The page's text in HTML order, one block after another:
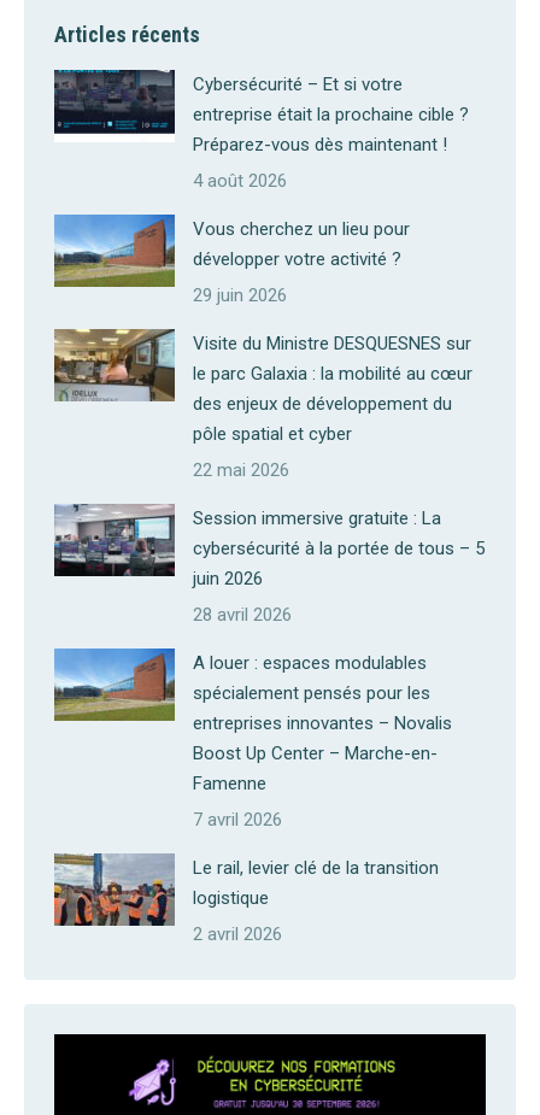
Articles récents
Cybersécurité – Et si votre
entreprise était la prochaine cible ?
Préparez-vous dès maintenant !
4 août 2026
Vous cherchez un lieu pour
développer votre activité ?
29 juin 2026
Visite du Ministre DESQUESNES sur
le parc Galaxia : la mobilité au cœur
des enjeux de développement du
pôle spatial et cyber
22 mai 2026
Session immersive gratuite : La
cybersécurité à la portée de tous – 5
juin 2026
28 avril 2026
A louer : espaces modulables
spécialement pensés pour les
entreprises innovantes – Novalis
Boost Up Center – Marche-en-
Famenne
7 avril 2026
Le rail, levier clé de la transition
logistique
2 avril 2026